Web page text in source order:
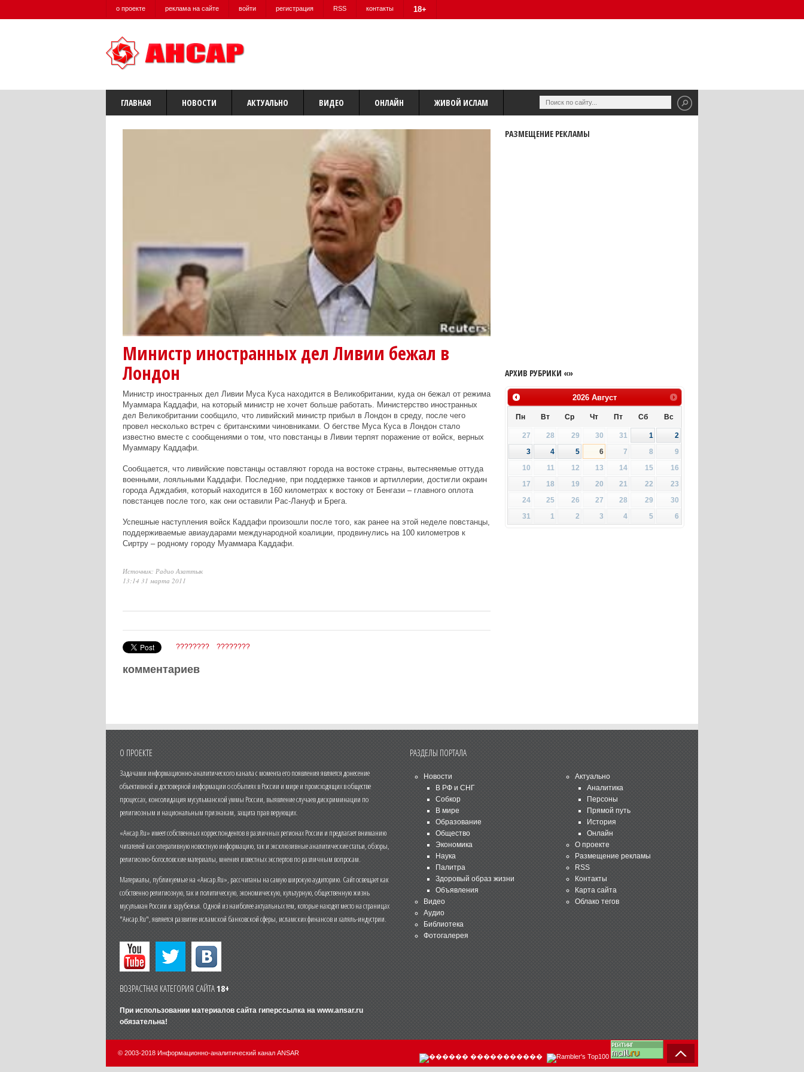
о проекте реклама на сайте войти регистрация RSS контакты 18+
ГЛАВНАЯ НОВОСТИ АКТУАЛЬНО ВИДЕО ОНЛАЙН ЖИВОЙ ИСЛАМ
Министр иностранных дел Ливии бежал в
Лондон
Министр иностранных дел Ливии Муса Куса находится в Великобритании, куда он бежал от режима
Муаммара Каддафи, на который министр не хочет больше работать. Министерство иностранных
дел Великобритании сообщило, что ливийский министр прибыл в Лондон в среду, после чего
провел несколько встреч с британскими чиновниками. О бегстве Муса Куса в Лондон стало
известно вместе с сообщениями о том, что повстанцы в Ливии терпят поражение от войск, верных
Муаммару Каддафи.
Сообщается, что ливийские повстанцы оставляют города на востоке страны, вытесняемые оттуда
военными, лояльными Каддафи. Последние, при поддержке танков и артиллерии, достигли окраин
города Адждабия, который находится в 160 километрах к востоку от Бенгази – главного оплота
повстанцев после того, как они оставили Рас-Лануф и Брега.
Успешные наступления войск Каддафи произошли после того, как ранее на этой неделе повстанцы,
поддерживаемые авиаударами международной коалиции, продвинулись на 100 километров к
Сиртру – родному городу Муаммара Каддафи.
Источник: Радио Азаттык
13:14 31 марта 2011
???????? ????????
комментариев
РАЗМЕЩЕНИЕ РЕКЛАМЫ
АРХИВ РУБРИКИ «»
2026 Август
Пн Вт Ср Чт Пт Сб Вс
27 28 29 30 31 1
2
3
4 5 6 7 8
9
10
11 12 13 14 15
16
17
18 19 20 21 22
23
24
25 26 27 28 29
30
31
1 2 3 4 5 6
О ПРОЕКТЕ
Задачами информационно-аналитического канала с момента его появления является донесение
объективной и достоверной информации о событиях в России и мире и происходящих в обществе
процессах, консолидация мусульманской уммы России, выявление случаев дискриминации по
религиозным и национальным признакам, защита прав верующих.
«Ансар.Ru» имеет собственных корреспондентов в различных регионах России и предлагает вниманию
читателей как оперативную новостную информацию, так и эксклюзивные аналитические статьи, обзоры,
религиозно-богословские материалы, мнения известных экспертов по различным вопросам.
Материалы, публикуемые на «Ансар.Ru», рассчитаны на самую широкую аудиторию. Сайт освещает как
собственно религиозную, так и политическую, экономическую, культурную, общественную жизнь
мусульман России и зарубежья. Одной из наиболее актуальных тем, которые находят место на страницах
"Ансар.Ru", является развитие исламской банковской сферы, исламских финансов и халяль-индустрии.
ВОЗРАСТНАЯ КАТЕГОРИЯ САЙТА18+
При использовании материалов сайта гиперссылка на www.ansar.ru
обязательна!
РАЗДЕЛЫ ПОРТАЛА
Новости
В РФ и СНГ
Собкор
В мире
Образование
Общество
Экономика
Наука
Палитра
Здоровый образ жизни
Объявления
Видео
Аудио
Библиотека
Фотогалерея
Актуально
Аналитика
Персоны
Прямой путь
История
Онлайн
О проекте
Размещение рекламы
RSS
Контакты
Карта сайта
Облако тегов
© 2003-2018 Информационно-аналитический канал ANSAR